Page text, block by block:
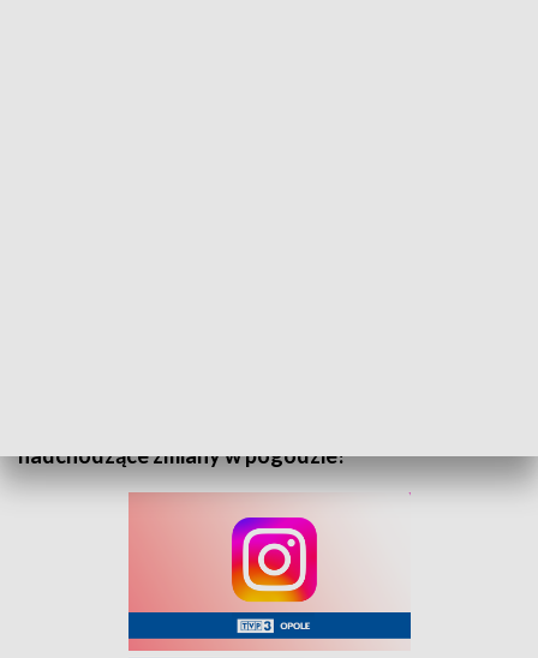
nadchodzące zmiany w pogodzie!